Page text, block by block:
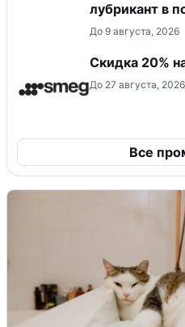
лубрикант в
До 9 августа, 2026
Скидка 20%
До 27 августа, 2026
Все